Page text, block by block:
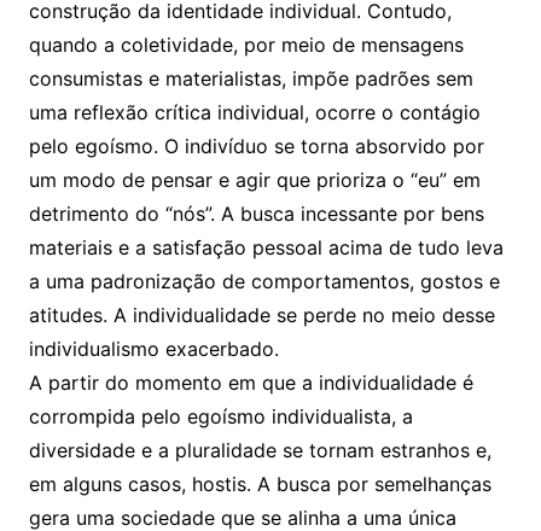
construção da identidade individual. Contudo,
quando a coletividade, por meio de mensagens
consumistas e materialistas, impõe padrões sem
uma reflexão crítica individual, ocorre o contágio
pelo egoísmo. O indivíduo se torna absorvido por
um modo de pensar e agir que prioriza o “eu” em
detrimento do “nós”. A busca incessante por bens
materiais e a satisfação pessoal acima de tudo leva
a uma padronização de comportamentos, gostos e
atitudes. A individualidade se perde no meio desse
individualismo exacerbado.
A partir do momento em que a individualidade é
corrompida pelo egoísmo individualista, a
diversidade e a pluralidade se tornam estranhos e,
em alguns casos, hostis. A busca por semelhanças
gera uma sociedade que se alinha a uma única